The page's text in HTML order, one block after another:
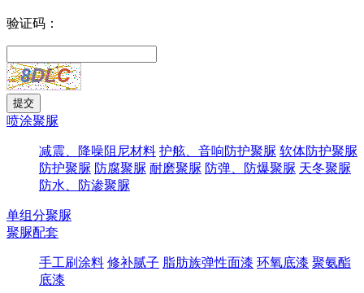
验证码：
喷涂聚脲
减震、降噪阻尼材料 护舷、音响防护聚脲 软体防护聚脲
防护聚脲 防腐聚脲 耐磨聚脲 防弹、防爆聚脲 天冬聚脲
防水、防渗聚脲
单组分聚脲
聚脲配套
手工刷涂料 修补腻子 脂肪族弹性面漆 环氧底漆 聚氨酯
底漆